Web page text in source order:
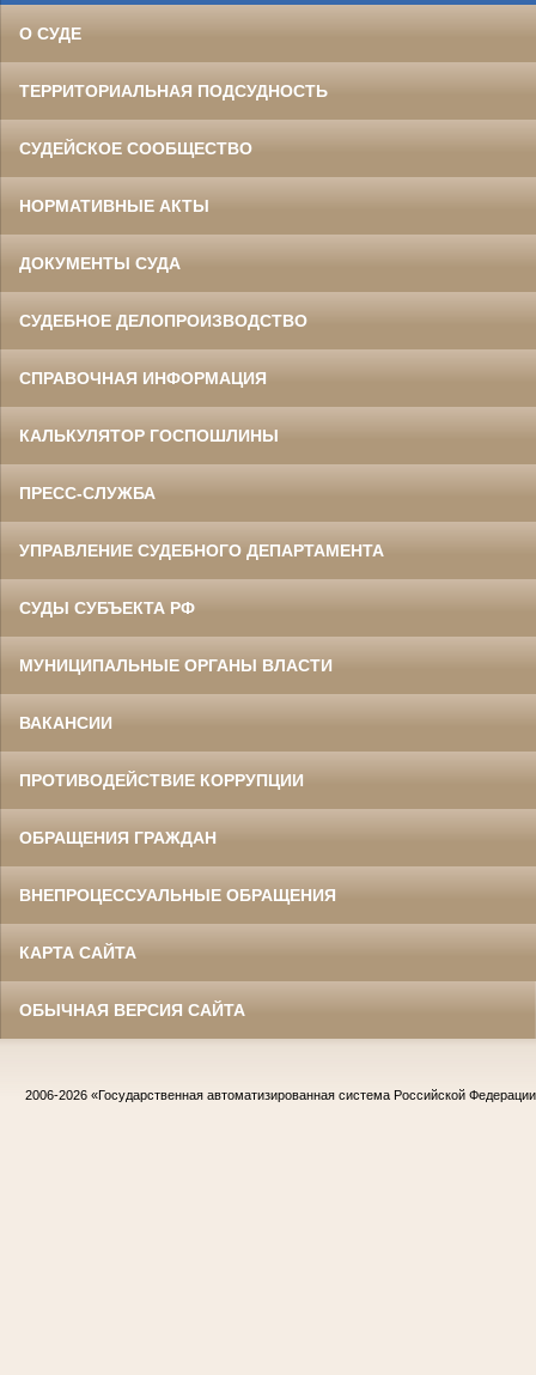
О СУДЕ
ТЕРРИТОРИАЛЬНАЯ ПОДСУДНОСТЬ
СУДЕЙСКОЕ СООБЩЕСТВО
НОРМАТИВНЫЕ АКТЫ
ДОКУМЕНТЫ СУДА
СУДЕБНОЕ ДЕЛОПРОИЗВОДСТВО
СПРАВОЧНАЯ ИНФОРМАЦИЯ
КАЛЬКУЛЯТОР ГОСПОШЛИНЫ
ПРЕСС-СЛУЖБА
УПРАВЛЕНИЕ СУДЕБНОГО ДЕПАРТАМЕНТА
СУДЫ СУБЪЕКТА РФ
МУНИЦИПАЛЬНЫЕ ОРГАНЫ ВЛАСТИ
ВАКАНСИИ
ПРОТИВОДЕЙСТВИЕ КОРРУПЦИИ
ОБРАЩЕНИЯ ГРАЖДАН
ВНЕПРОЦЕССУАЛЬНЫЕ ОБРАЩЕНИЯ
КАРТА САЙТА
ОБЫЧНАЯ ВЕРСИЯ САЙТА
2006-2026 «Государственная автоматизированная система Российской